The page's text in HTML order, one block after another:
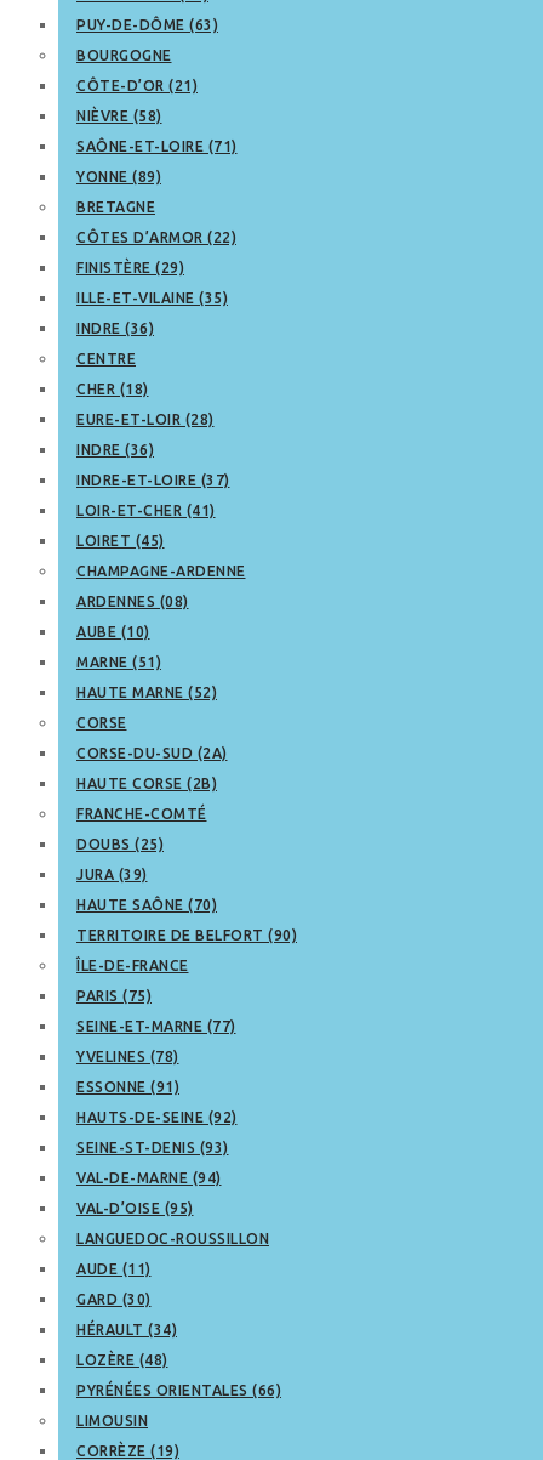
PUY-DE-DÔME (63)
BOURGOGNE
CÔTE-D’OR (21)
NIÈVRE (58)
SAÔNE-ET-LOIRE (71)
YONNE (89)
BRETAGNE
CÔTES D’ARMOR (22)
FINISTÈRE (29)
ILLE-ET-VILAINE (35)
INDRE (36)
CENTRE
CHER (18)
EURE-ET-LOIR (28)
INDRE (36)
INDRE-ET-LOIRE (37)
LOIR-ET-CHER (41)
LOIRET (45)
CHAMPAGNE-ARDENNE
ARDENNES (08)
AUBE (10)
MARNE (51)
HAUTE MARNE (52)
CORSE
CORSE-DU-SUD (2A)
HAUTE CORSE (2B)
FRANCHE-COMTÉ
DOUBS (25)
JURA (39)
HAUTE SAÔNE (70)
TERRITOIRE DE BELFORT (90)
ÎLE-DE-FRANCE
PARIS (75)
SEINE-ET-MARNE (77)
YVELINES (78)
ESSONNE (91)
HAUTS-DE-SEINE (92)
SEINE-ST-DENIS (93)
VAL-DE-MARNE (94)
VAL-D’OISE (95)
LANGUEDOC-ROUSSILLON
AUDE (11)
GARD (30)
HÉRAULT (34)
LOZÈRE (48)
PYRÉNÉES ORIENTALES (66)
LIMOUSIN
CORRÈZE (19)